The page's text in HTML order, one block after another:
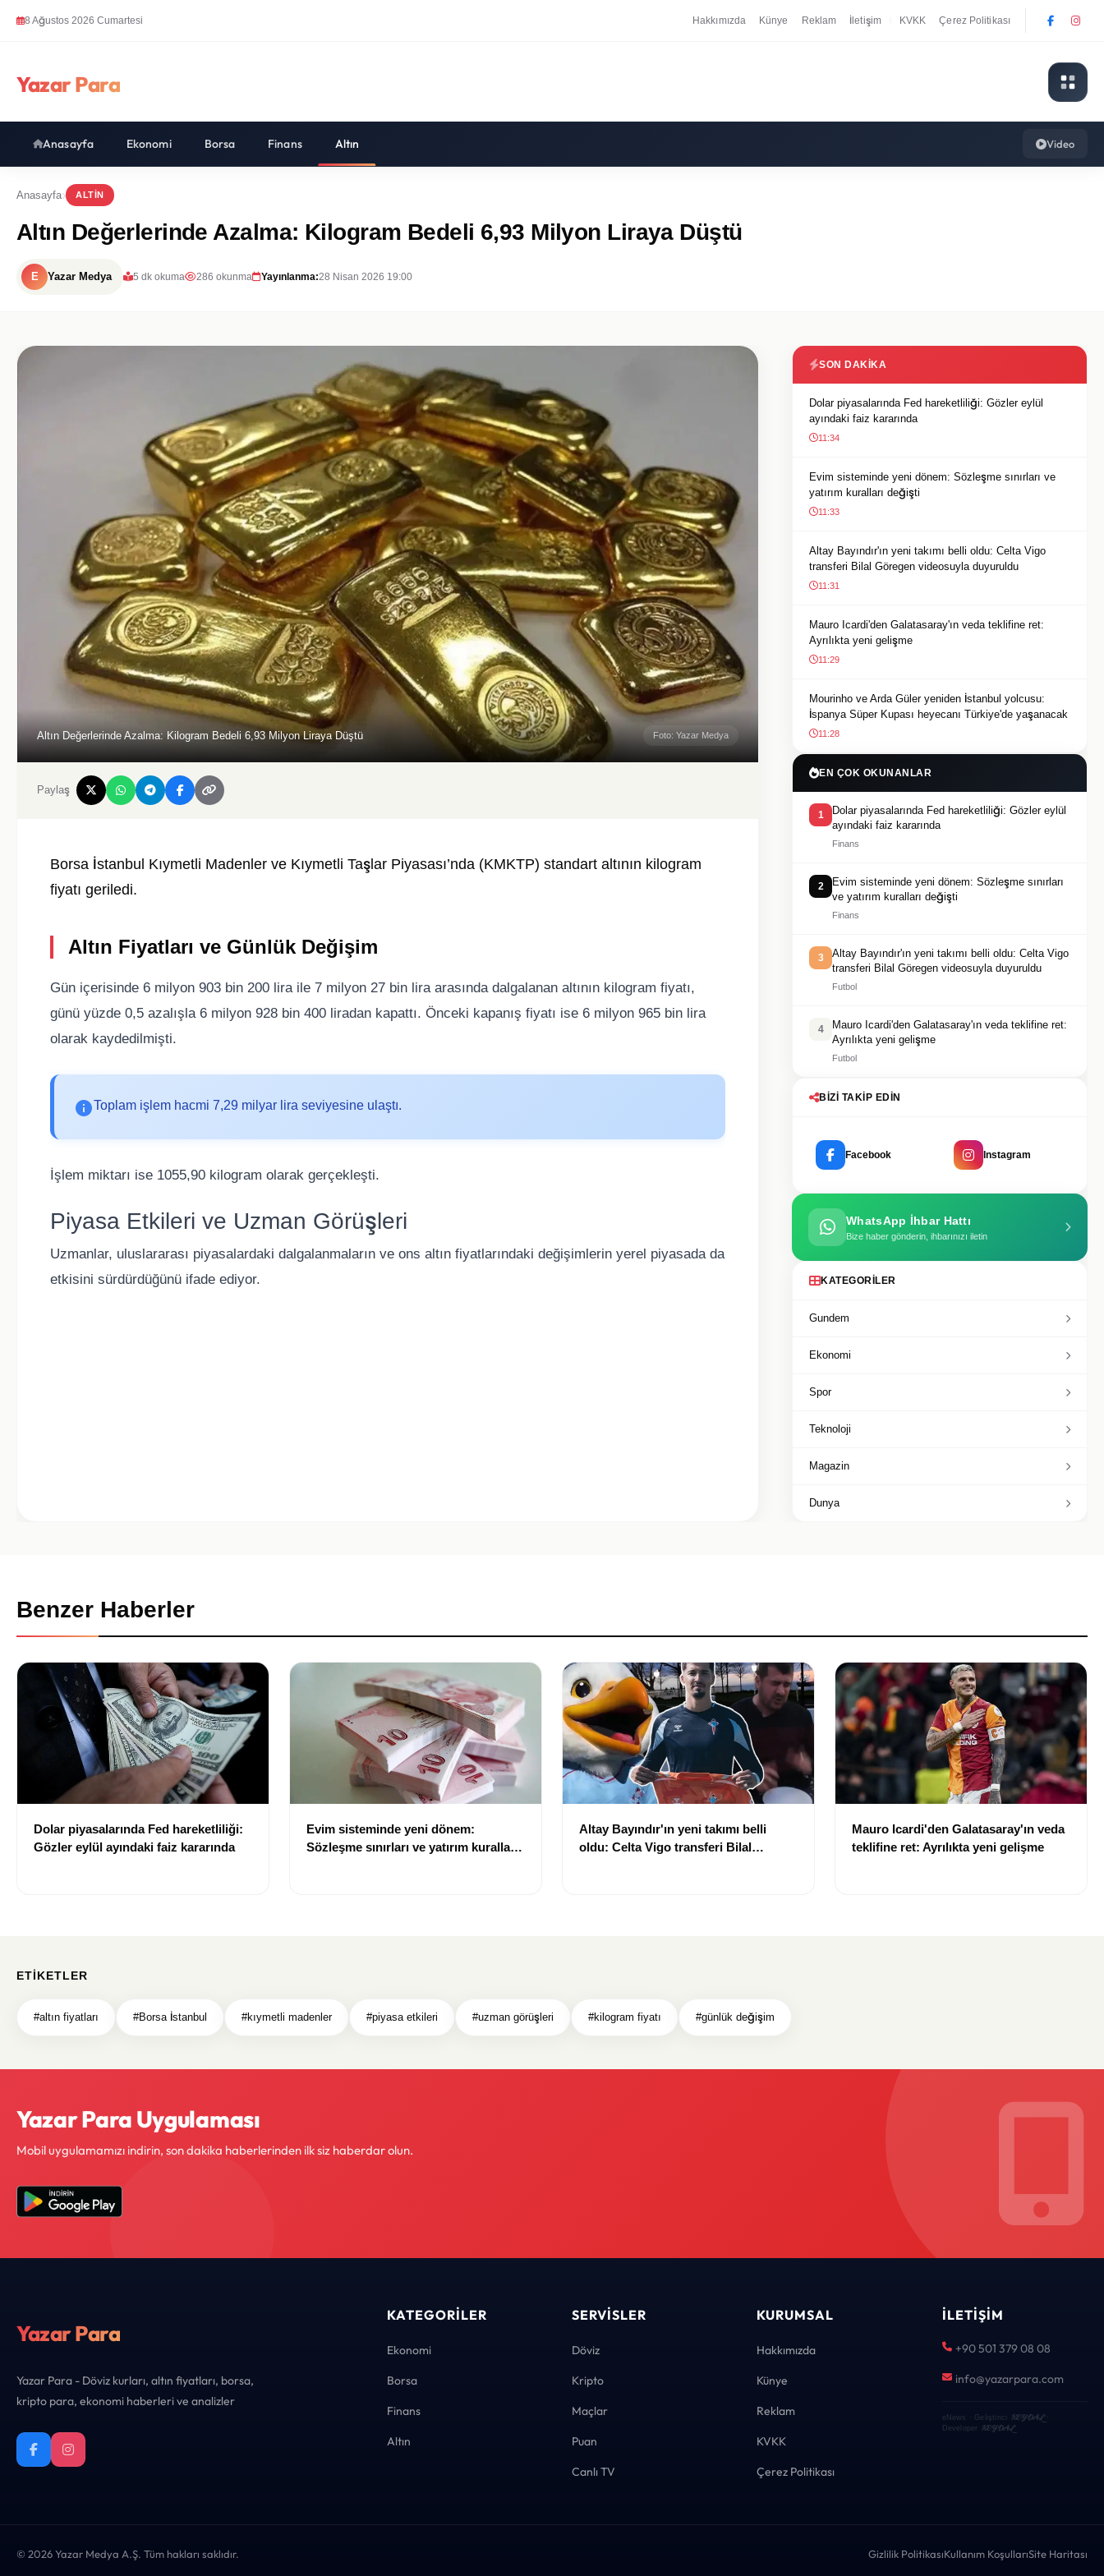
8 Ağustos 2026 Cumartesi Hakkımızda Künye Reklam İletişim KVKK Çerez Politikası
Yazar Para
Anasayfa Ekonomi Borsa Finans Altın Video
Anasayfa ALTIN
Altın Değerlerinde Azalma: Kilogram Bedeli 6,93 Milyon Liraya Düştü
E Yazar Medya 5 dk okuma 286 okunma Yayınlanma:28 Nisan 2026 19:00
Altın Değerlerinde Azalma: Kilogram Bedeli 6,93 Milyon Liraya Düştü Foto: Yazar Medya
Paylaş
Borsa İstanbul Kıymetli Madenler ve Kıymetli Taşlar Piyasası’nda (KMKTP) standart altının kilogram
fiyatı geriledi.
Altın Fiyatları ve Günlük Değişim
Gün içerisinde 6 milyon 903 bin 200 lira ile 7 milyon 27 bin lira arasında dalgalanan altının kilogram fiyatı,
günü yüzde 0,5 azalışla 6 milyon 928 bin 400 liradan kapattı. Önceki kapanış fiyatı ise 6 milyon 965 bin lira
olarak kaydedilmişti.
Toplam işlem hacmi 7,29 milyar lira seviyesine ulaştı.
İşlem miktarı ise 1055,90 kilogram olarak gerçekleşti.
Piyasa Etkileri ve Uzman Görüşleri
Uzmanlar, uluslararası piyasalardaki dalgalanmaların ve ons altın fiyatlarındaki değişimlerin yerel piyasada da
etkisini sürdürdüğünü ifade ediyor.
SON DAKIKA
Dolar piyasalarında Fed hareketliliği: Gözler eylül
ayındaki faiz kararında
11:34
Evim sisteminde yeni dönem: Sözleşme sınırları ve
yatırım kuralları değişti
11:33
Altay Bayındır'ın yeni takımı belli oldu: Celta Vigo
transferi Bilal Göregen videosuyla duyuruldu
11:31
Mauro Icardi'den Galatasaray'ın veda teklifine ret:
Ayrılıkta yeni gelişme
11:29
Mourinho ve Arda Güler yeniden İstanbul yolcusu:
İspanya Süper Kupası heyecanı Türkiye'de yaşanacak
11:28
EN ÇOK OKUNANLAR
1
Dolar piyasalarında Fed hareketliliği: Gözler eylül
ayındaki faiz kararında
Finans
2
Evim sisteminde yeni dönem: Sözleşme sınırları
ve yatırım kuralları değişti
Finans
3
Altay Bayındır'ın yeni takımı belli oldu: Celta Vigo
transferi Bilal Göregen videosuyla duyuruldu
Futbol
4
Mauro Icardi'den Galatasaray'ın veda teklifine ret:
Ayrılıkta yeni gelişme
Futbol
BIZI TAKIP EDIN
Facebook Instagram
WhatsApp İhbar Hattı
Bize haber gönderin, ihbarınızı iletin
KATEGORILER
Gundem
Ekonomi
Spor
Teknoloji
Magazin
Dunya
Benzer Haberler
Dolar piyasalarında Fed hareketliliği:
Gözler eylül ayındaki faiz kararında
Evim sisteminde yeni dönem:
Sözleşme sınırları ve yatırım kuralları
Altay Bayındır'ın yeni takımı belli
oldu: Celta Vigo transferi Bilal
Mauro Icardi'den Galatasaray'ın veda
teklifine ret: Ayrılıkta yeni gelişme
ETIKETLER
#altın fiyatları #Borsa İstanbul #kıymetli madenler #piyasa etkileri #uzman görüşleri #kilogram fiyatı #günlük değişim
Yazar Para Uygulaması
Mobil uygulamamızı indirin, son dakika haberlerinden ilk siz haberdar olun.
Yazar Para
Yazar Para - Döviz kurları, altın fiyatları, borsa,
kripto para, ekonomi haberleri ve analizler
KATEGORILER
Ekonomi
Borsa
Finans
Altın
SERVISLER
Döviz
Kripto
Maçlar
Puan
Canlı TV
KURUMSAL
Hakkımızda
Künye
Reklam
KVKK
Çerez Politikası
İLETIŞIM
+90 501 379 08 08
info@yazarpara.com
eNews · Geliştirici KEYDAL·
Developer KEYDAL
© 2026 Yazar Medya A.Ş. Tüm hakları saklıdır. Gizlilik PolitikasıKullanım KoşullarıSite Haritası